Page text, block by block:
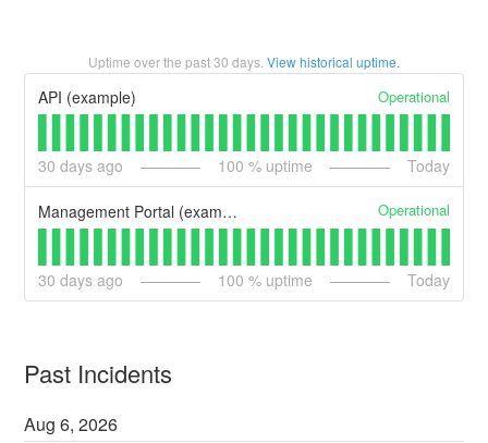
Uptime over the past30 days. View historical uptime.
API (example) Operational
30 days ago 100 % uptime Today
Management Portal (example) Operational
30 days ago 100 % uptime Today
Past Incidents
Aug6,2026